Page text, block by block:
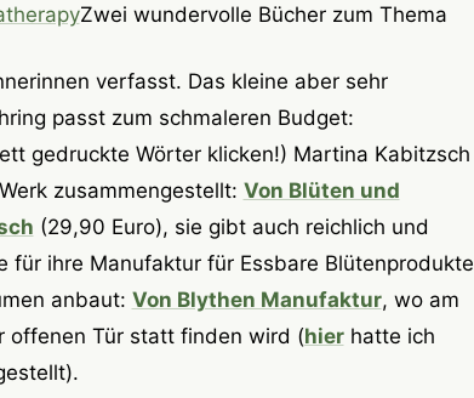
Zwei wundervolle Bücher zum Thema
verfasst. Das kleine aber sehr
passt zum schmaleren Budget:
gedruckte Wörter klicken!) Martina Kabitzsch
zusammengestellt: Von Blüten und
(29,90 Euro), sie gibt auch reichlich und
für ihre Manufaktur für Essbare Blütenprodukte
anbaut: Von Blythen Manufaktur, wo am
offenen Tür statt finden wird (hierhatte ich